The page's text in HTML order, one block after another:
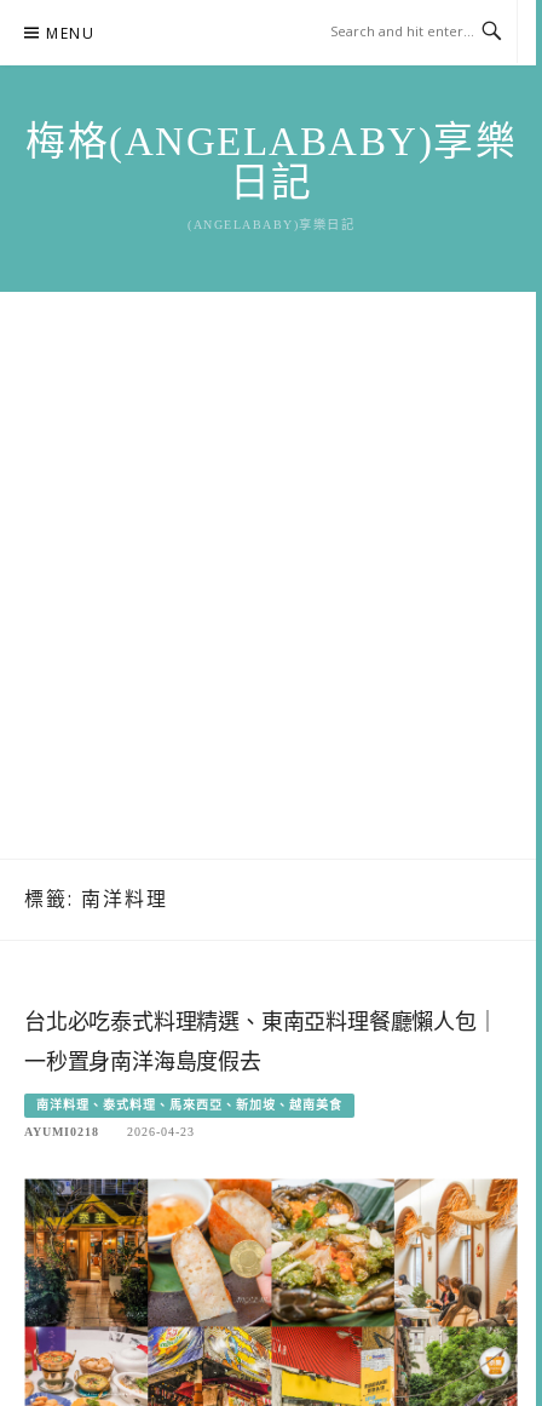
content
MENU
梅格(ANGELABABY)享樂
日記
(ANGELABABY)享樂日記
標籤: 南洋料理
台北必吃泰式料理精選、東南亞料理餐廳懶人包｜
一秒置身南洋海島度假去
南洋料理、泰式料理、馬來西亞、新加坡、越南美食
AYUMI0218
2026-04-23